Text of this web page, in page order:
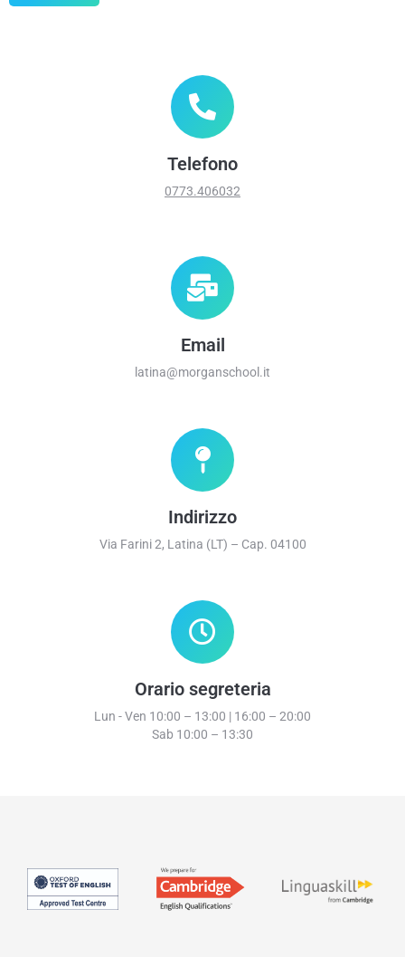
Telefono
0773.406032
Email
latina@morganschool.it
Indirizzo
Via Farini 2, Latina (LT) – Cap. 04100
Orario segreteria
Lun - Ven 10:00 – 13:00 | 16:00 – 20:00
Sab 10:00 – 13:30